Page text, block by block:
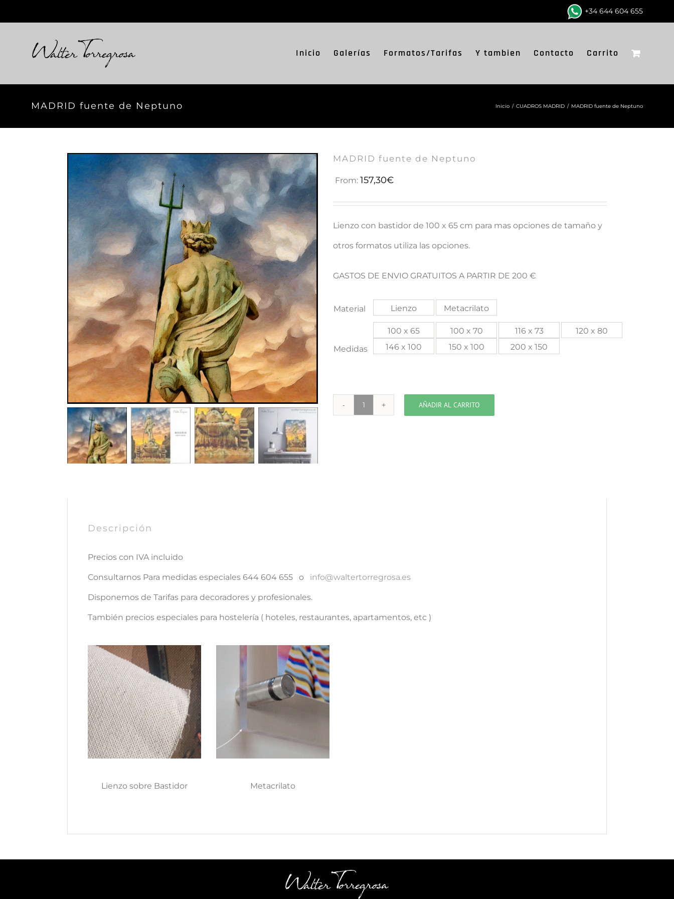
+34 644 604 655
Inicio Galerías Formatos/Tarifas Y tambien Contacto Carrito
MADRID fuente de Neptuno Inicio / CUADROS MADRID / MADRID fuente de Neptuno
MADRID fuente de Neptuno
From:157,30€
Lienzo con bastidor de 100 x 65 cm para mas opciones de tamaño y
otros formatos utiliza las opciones.
GASTOS DE ENVIO GRATUITOS A PARTIR DE 200 €
Material Lienzo Metacrilato
Medidas
100 x 65 100 x 70 116 x 73
120 x 80
146 x 100
150 x 100 200 x 150
MADRID
AÑADIR AL CARRITO
Descripción
Precios con IVA incluido
Consultarnos Para medidas especiales 644 604 655 o info@waltertorregrosa.es
Disponemos de Tarifas para decoradores y profesionales.
También precios especiales para hostelería ( hoteles, restaurantes, apartamentos, etc )
Lienzo sobre Bastidor Metacrilato